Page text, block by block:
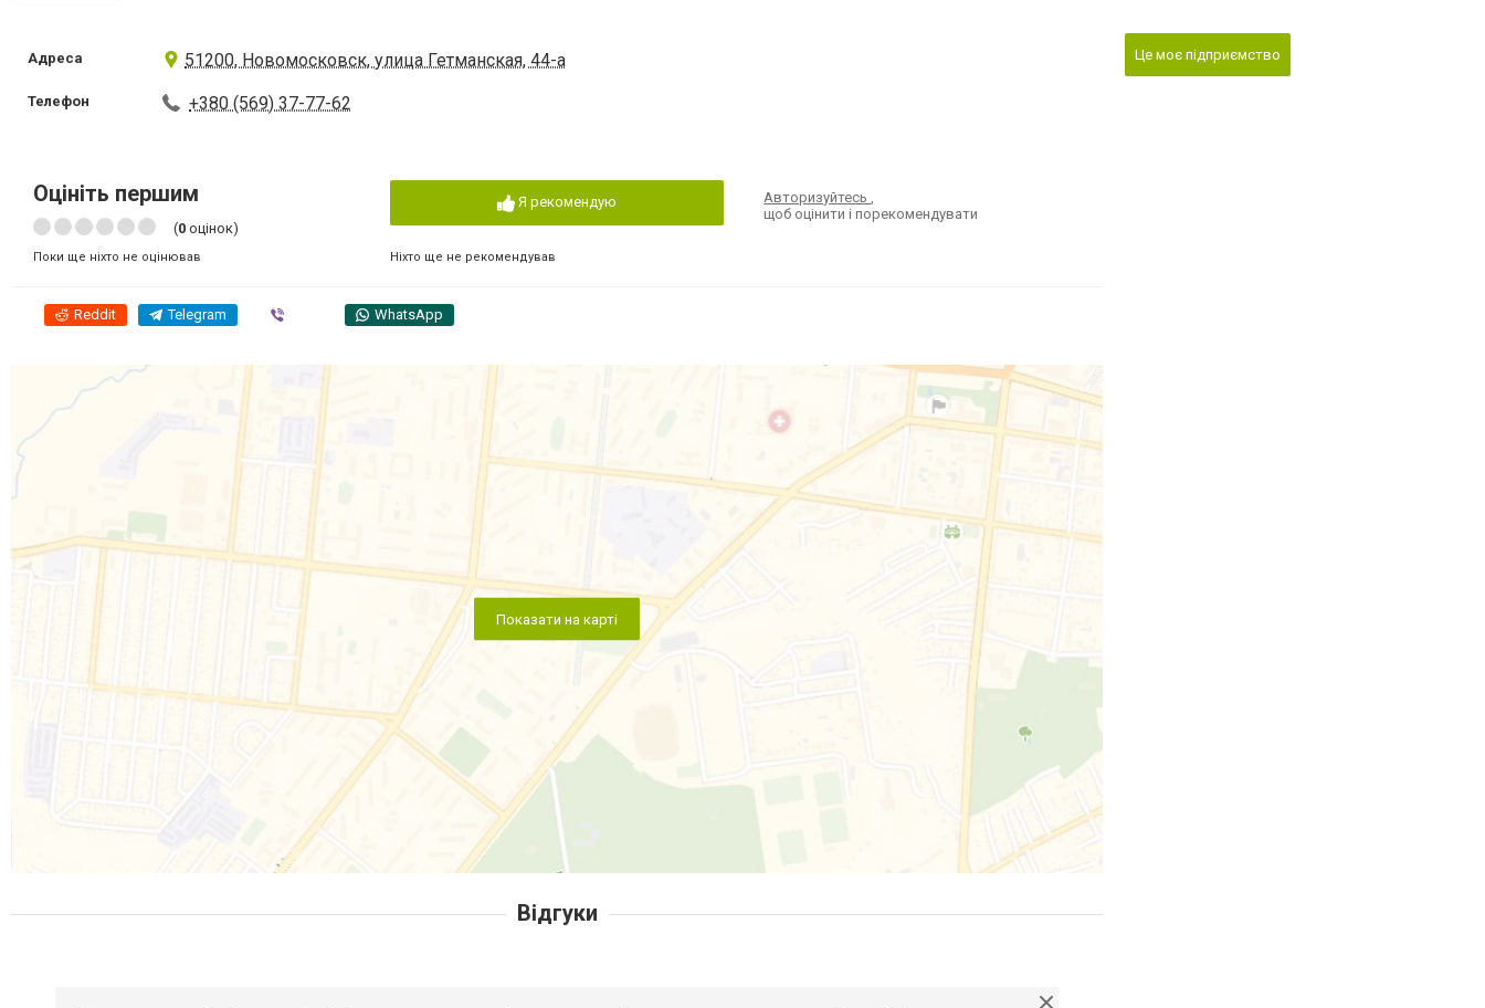
Адреса 51200, Новомосковск, улица Гетманская, 44-а
Телефон +380 (569) 37-77-62
Оцініть першим
(0 оцінок)
Поки ще ніхто не оцінював
Я рекомендую
Ніхто ще не рекомендував
Авторизуйтесь,
щоб оцінити і порекомендувати
Reddit Telegram WhatsApp
Показати на карті
Це моє підприємство
Відгуки